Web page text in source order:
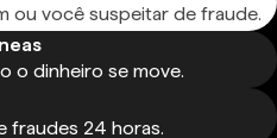
ou você suspeitar de fraude.
o dinheiro se move.
fraudes 24 horas.